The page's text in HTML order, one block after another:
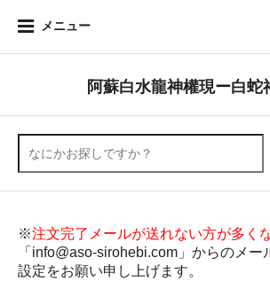
メニュー
阿蘇白水龍神權現ー白蛇
※注文完了メールが送れない方が多く
「info@aso-sirohebi.com」からのメー
設定をお願い申し上げます。